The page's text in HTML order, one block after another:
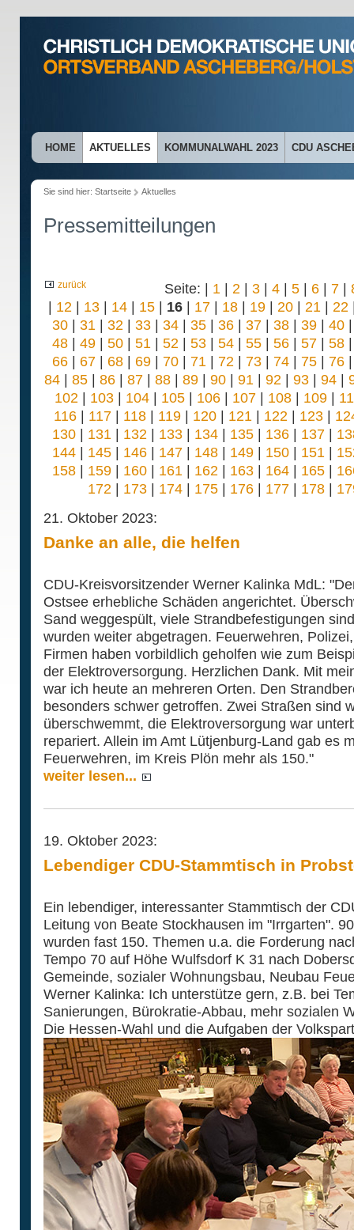
HOME AKTUELLES KOMMUNALWAHL 2023 CDU
Sie sind hier: Startseite Aktuelles
Pressemitteilungen
zurück Seite: | 1 | 2 | 3 | 4 | 5 | 6 | 7 |
| 12 | 13| 14| 15| 16| 17| 18| 19| 20| 21 | 22
30| 31 | 32 | 33| 34| 35| 36| 37| 38| 39| 40
48| 49| 50| 51 | 52 | 53| 54| 55| 56| 57| 58
66| 67| 68| 69| 70| 71 | 72 | 73| 74| 75| 76
84| 85| 86| 87| 88| 89| 90| 91 | 92 | 93| 94|
102 | 103 | 104 | 105 | 106 | 107 | 108 | 109 |
116| 117| 118| 119| 120| 121 | 122 | 123|
130| 131 | 132 | 133| 134| 135| 136| 137|
144| 145| 146| 147| 148| 149| 150| 151 |
158| 159| 160| 161 | 162 | 163| 164| 165|
172 | 173| 174| 175| 176| 177| 178|
21. Oktober 2023:
Danke an alle, die helfen
CDU-Kreisvorsitzender Werner Kalinka MdL:
Ostsee erhebliche Schäden angerichtet.
Sand weggespült, viele Strandbefestigungen
wurden weiter abgetragen. Feuerwehren,
Firmen haben vorbildlich geholfen wie zum
der Elektroversorgung. Herzlichen Dank. Mit
war ich heute an mehreren Orten. Den
besonders schwer getroffen. Zwei Straßen sind
überschwemmt, die Elektroversorgung war
repariert. Allein im Amt Lütjenburg-Land gab es
Feuerwehren, im Kreis Plön mehr als 150."
weiter lesen...
19. Oktober 2023:
Lebendiger CDU-Stammtisch in
Ein lebendiger, interessanter Stammtisch der
Leitung von Beate Stockhausen im "Irrgarten".
wurden fast 150. Themen u.a. die Forderung
Tempo 70 auf Höhe Wulfsdorf K 31 nach
Gemeinde, sozialer Wohnungsbau, Neubau
Werner Kalinka: Ich unterstütze gern, z.B. bei
Sanierungen, Bürokratie-Abbau, mehr sozialen
Die Hessen-Wahl und die Aufgaben der